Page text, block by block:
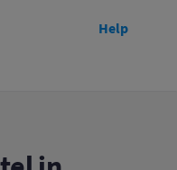
Help
Toon prijzen